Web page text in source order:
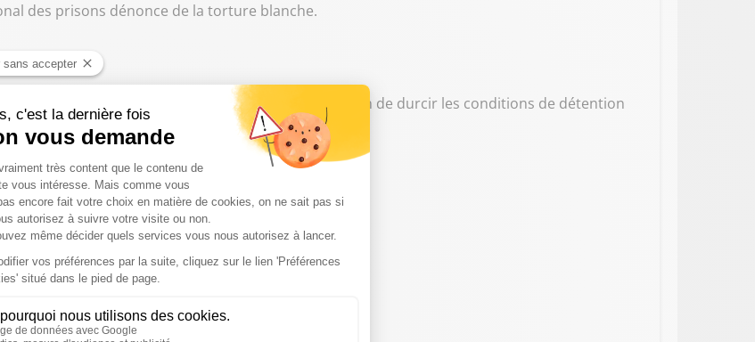
des prisons dénonce de la torture blanche.
outrancier ? Et à la question Darmanin a-t-il raison de durcir les conditions de détention
300.
et magistrate honoraire.
est avec nous.